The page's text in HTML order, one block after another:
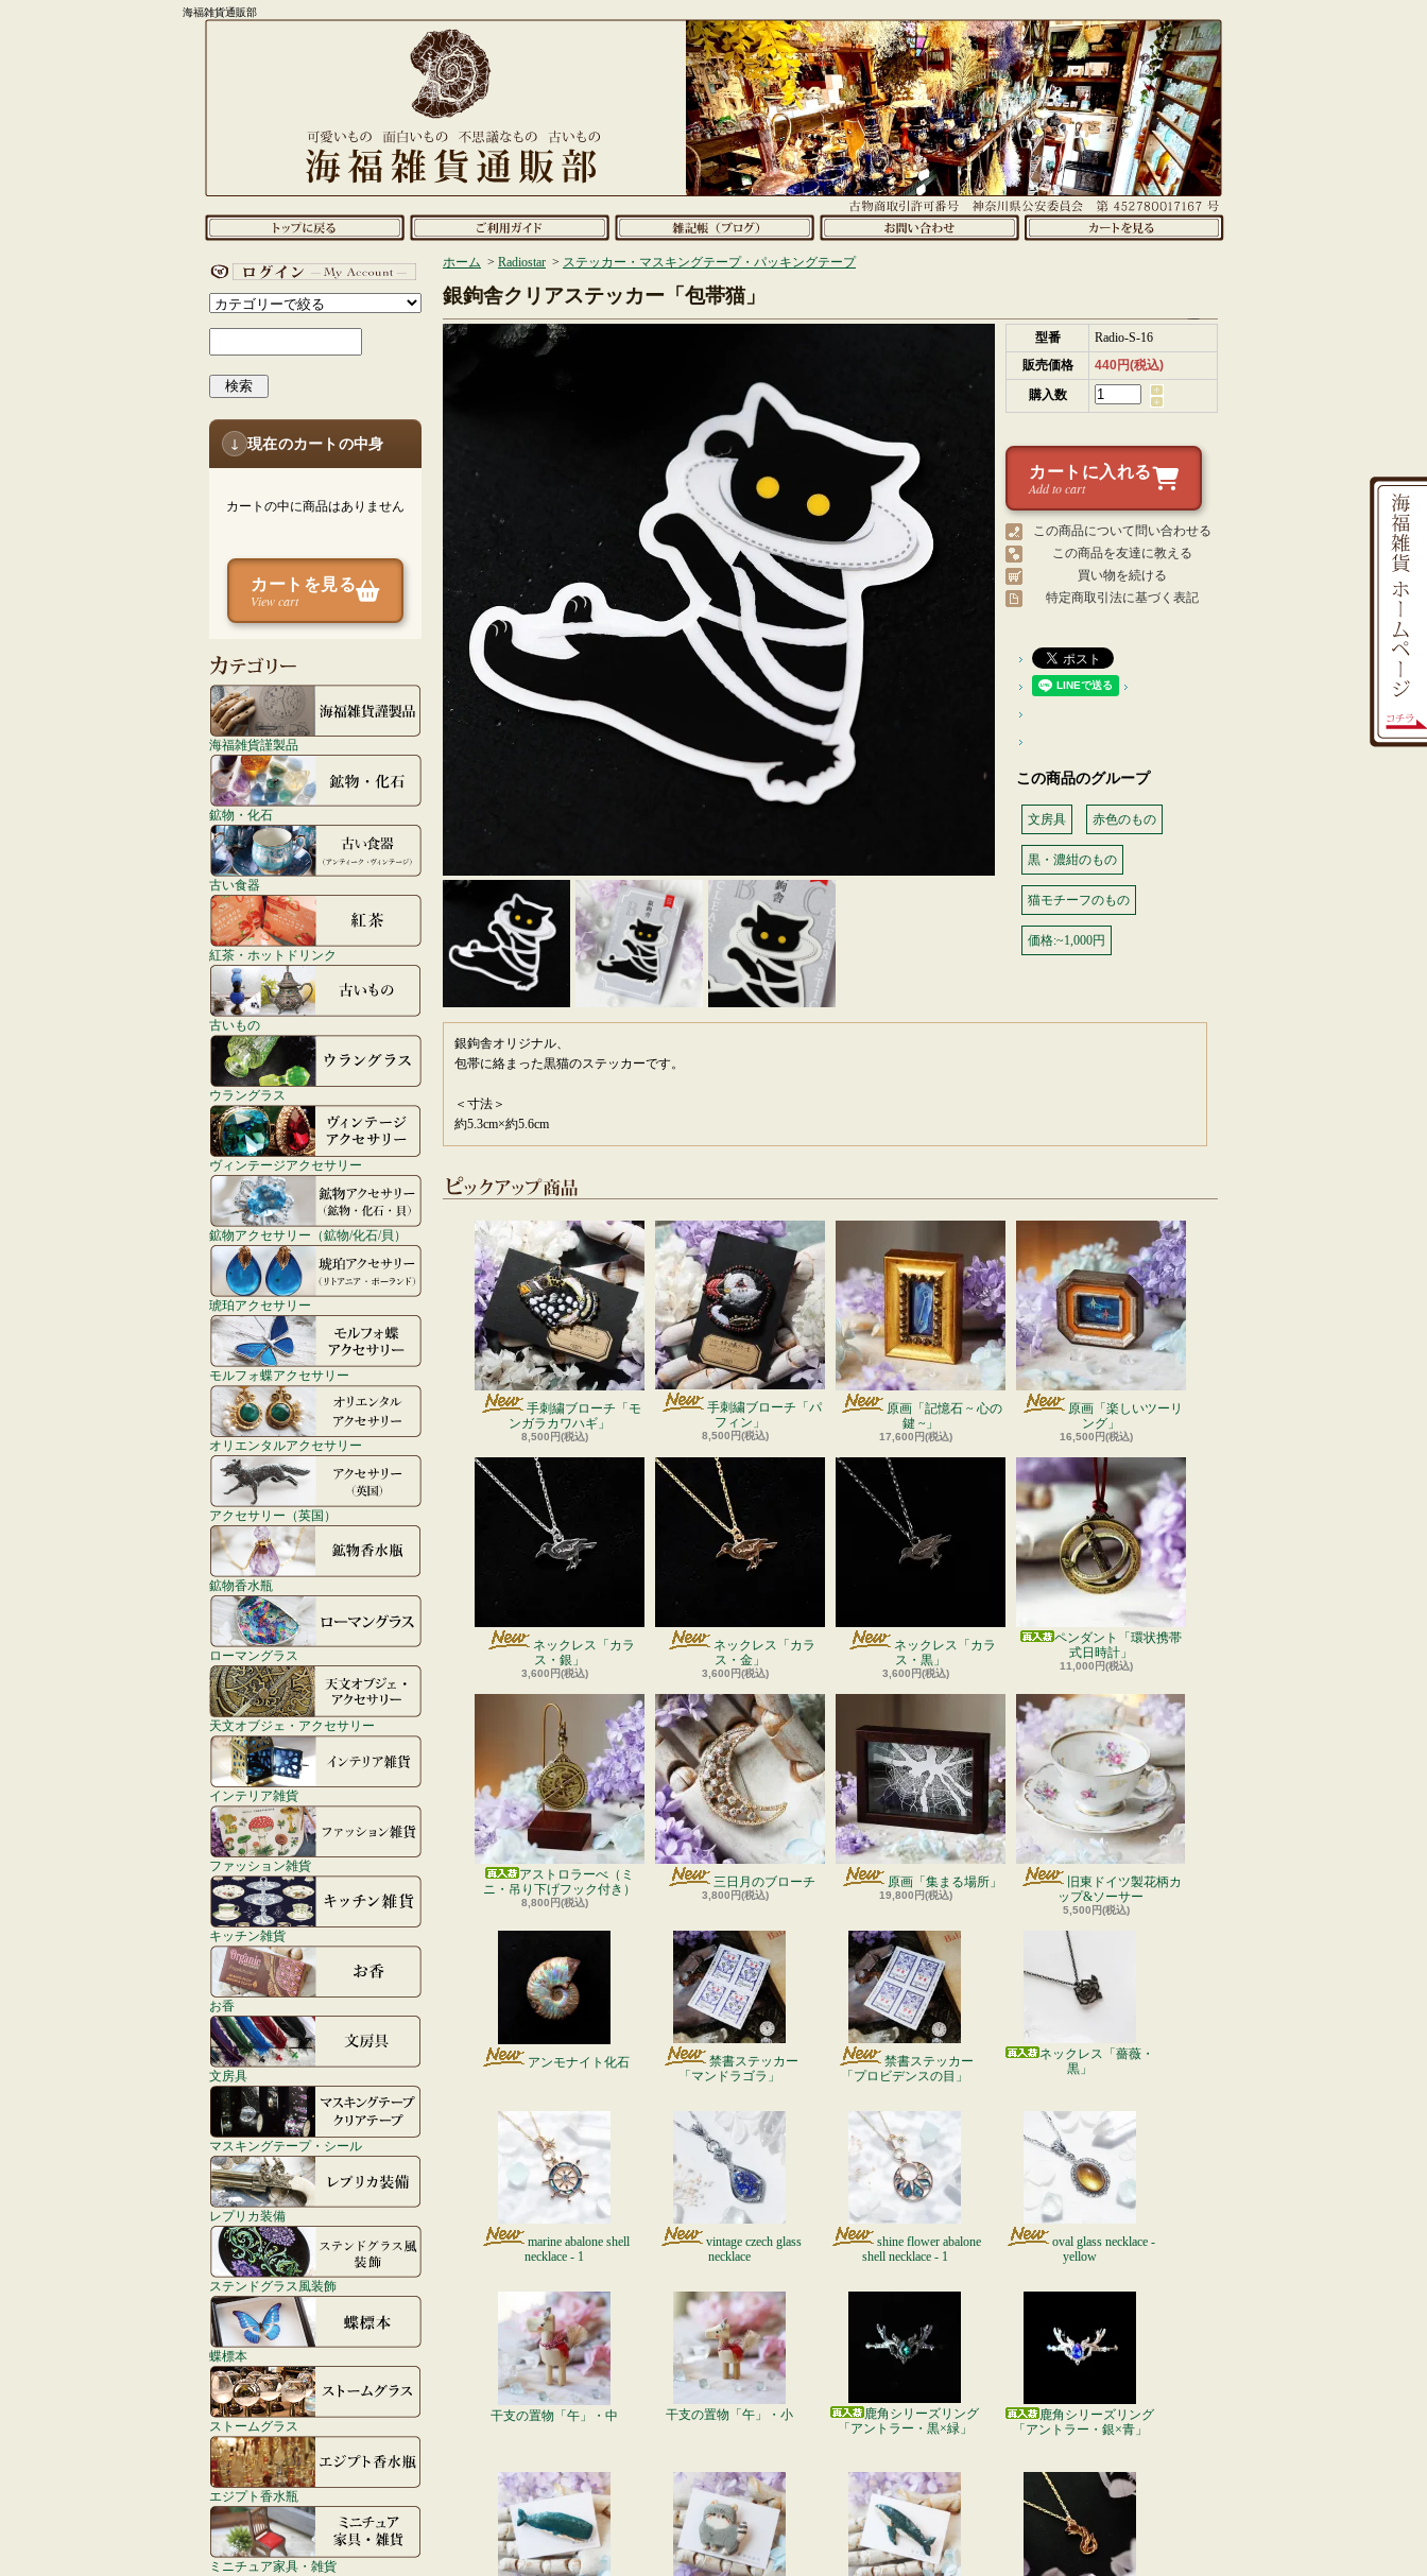
海福雑貨通販部
検索
↓ 現在のカートの中身
カートの中に商品はありません
カートを見る
View cart
海福雑貨謹製品
鉱物・化石
古い食器
紅茶・ホットドリンク
古いもの
ウラングラス
ヴィンテージアクセサリー
鉱物アクセサリー（鉱物/化石/貝）
琥珀アクセサリー
モルフォ蝶アクセサリー
オリエンタルアクセサリー
アクセサリー（英国）
鉱物香水瓶
ローマングラス
天文オブジェ・アクセサリー
インテリア雑貨
ファッション雑貨
キッチン雑貨
お香
文房具
マスキングテープ・シール
レプリカ装備
ステンドグラス風装飾
蝶標本
ストームグラス
エジプト香水瓶
ミニチュア家具・雑貨
ホーム > Radiostar > ステッカー・マスキングテープ・パッキングテープ
銀鉤舎クリアステッカー「包帯猫」
型番
Radio-S-16
販売価格
440円(税込)
購入数
カートに入れる
Add to cart
この商品について問い合わせる
この商品を友達に教える
買い物を続ける
特定商取引法に基づく表記
この商品のグループ
文房具 赤色のもの
黒・濃紺のもの
猫モチーフのもの
価格:~1,000円
銀鉤舎オリジナル、
包帯に絡まった黒猫のステッカーです。
＜寸法＞
約5.3cm×約5.6cm
手刺繍ブローチ「モ
ンガラカワハギ」
8,500円(税込)
手刺繍ブローチ「パ
フィン」
8,500円(税込)
原画「記憶石 ~ 心の
鍵 ~」
17,600円(税込)
原画「楽しいツーリ
ング」
16,500円(税込)
ネックレス「カラ
ス・銀」
3,600円(税込)
ネックレス「カラ
ス・金」
3,600円(税込)
ネックレス「カラ
ス・黒」
3,600円(税込)
ペンダント「環状携帯
式日時計」
11,000円(税込)
アストロラーべ（ミ
ニ・吊り下げフック付き）
8,800円(税込)
三日月のブローチ
3,800円(税込)
原画「集まる場所」
19,800円(税込)
旧東ドイツ製花柄カ
ップ&ソーサー
5,500円(税込)
アンモナイト化石
禁書ステッカー
「マンドラゴラ」
禁書ステッカー
「プロビデンスの目」
ネックレス「薔薇・
黒」
marine abalone shell
necklace - 1
vintage czech glass
necklace
shine flower abalone
shell necklace - 1
oval glass necklace -
yellow
干支の置物「午」・中 干支の置物「午」・小
鹿角シリーズリング
「アントラー・黒×緑」
鹿角シリーズリング
「アントラー・銀×青」